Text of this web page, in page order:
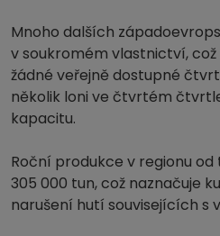
Mnoho dalších
v soukromém vlastnictví, což
žádné veřejně dostupné
několik loni ve čtvrtém
kapacitu.
Roční produkce v regionu
305 000 tun, což naznačuje
narušení hutí souvisejících s